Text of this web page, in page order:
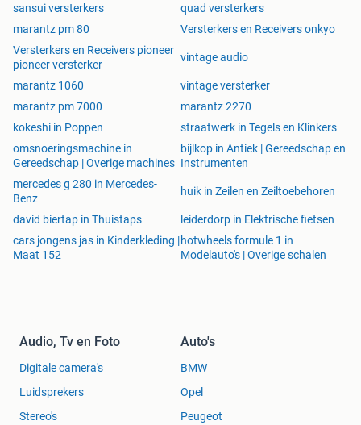
sansui versterkers
quad versterkers
marantz pm 80
Versterkers en Receivers onkyo
Versterkers en Receivers pioneer
pioneer versterker
vintage audio
marantz 1060
vintage versterker
marantz pm 7000
marantz 2270
kokeshi in Poppen
straatwerk in Tegels en Klinkers
omsnoeringsmachine in
Gereedschap | Overige machines
bijlkop in Antiek | Gereedschap en
Instrumenten
mercedes g 280 in Mercedes-
Benz
huik in Zeilen en Zeiltoebehoren
david biertap in Thuistaps
leiderdorp in Elektrische fietsen
cars jongens jas in Kinderkleding |
Maat 152
hotwheels formule 1 in
Modelauto's | Overige schalen
Audio, Tv en Foto
Digitale camera's
Luidsprekers
Stereo's
Auto's
BMW
Opel
Peugeot